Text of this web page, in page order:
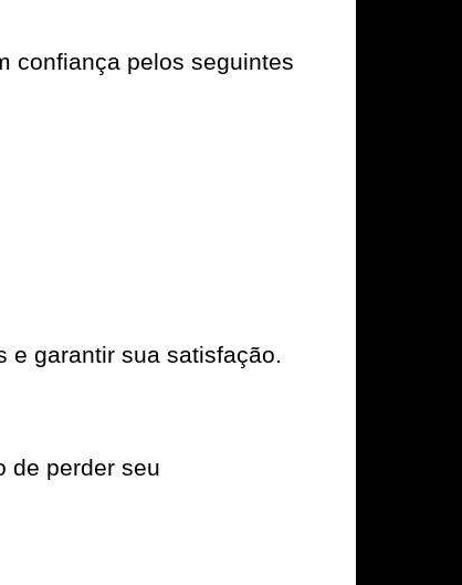
confiança pelos seguintes
e garantir sua satisfação.
de perder seu